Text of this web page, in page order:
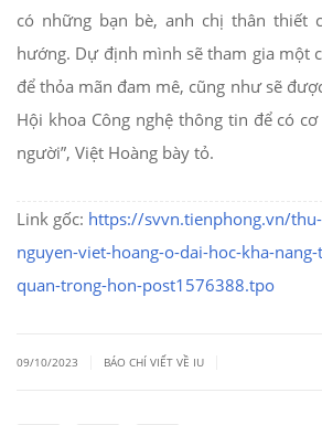
có những bạn bè, anh chị thân thiết
hướng. Dự định mình sẽ tham gia một
để thỏa mãn đam mê, cũng như sẽ
Hội khoa Công nghệ thông tin để có
người”, Việt Hoàng bày tỏ.
Link gốc: https://svvn.tienphong.vn/
nguyen-viet-hoang-o-dai-hoc-kha-
quan-trong-hon-post1576388.tpo
09/10/2023 BÁO CHÍ VIẾT VỀ IU